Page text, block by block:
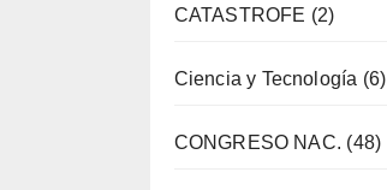
CATASTROFE (2)
Ciencia y Tecnología (6)
CONGRESO NAC. (48)